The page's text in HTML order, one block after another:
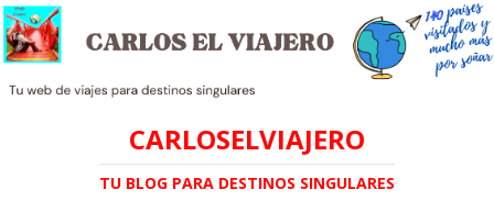
CARLOSELVIAJERO
TU BLOG PARA DESTINOS SINGULARES